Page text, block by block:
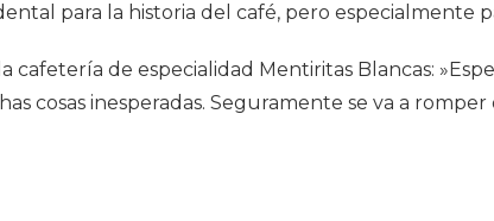
para la historia del café, pero especialmente
cafetería de especialidad Mentiritas Blancas:
cosas inesperadas. Seguramente se va a